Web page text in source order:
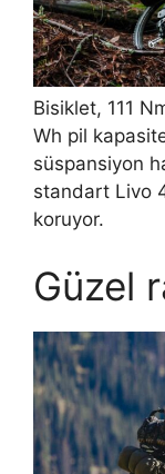
Bisiklet, 111
Wh pil
süspansiyon
standart Livo
koruyor.
Güzel